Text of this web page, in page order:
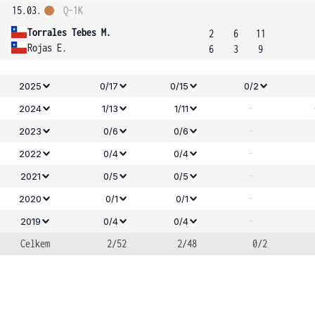
15.03.
Torrales Tebes M.
Rojas E.
Q-1K
2
6
6
3
11
9
2025 0/17 0/15
0/2
2024
1/13 1/11 -
2023
0/6 0/6 -
2022 0/4 0/4 -
2021 0/5 0/5 -
2020 0/1 0/1 -
2019 0/4 0/4
-
Celkem
2/52 2/48 0/2